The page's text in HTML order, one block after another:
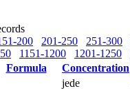
200 201-250 251-300
1151-1200 1201-1250
Formula Concentration
jede